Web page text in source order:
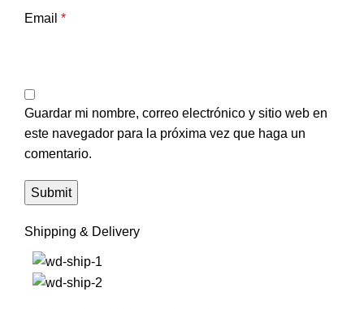
Email *
Guardar mi nombre, correo electrónico y sitio web en
este navegador para la próxima vez que haga un
comentario.
Shipping & Delivery